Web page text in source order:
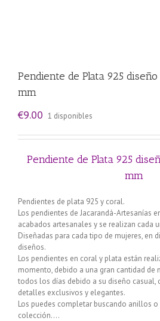
Pendiente de Plata 925
mm
€9.00 1 disponibles
Pendiente de Plata 925
mm
Pendientes de plata 925 y coral.
Los pendientes de Jacarandá-Artesanías
acabados artesanales y se realizan cada
Diseñadas para cada tipo de mujeres, en
diseños.
Los pendientes en coral y plata están
momento, debido a una gran cantidad de
todos los días debido a su diseño casual,
detalles exclusivos y elegantes.
Los puedes completar buscando anillos
colección….